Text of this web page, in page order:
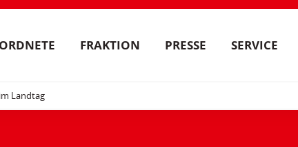
FRAKTION PRESSE SERVICE
Landtag